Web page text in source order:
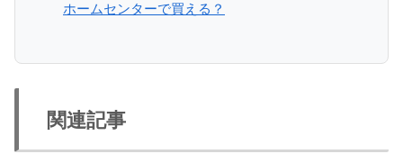
ホームセンターで買える？
関連記事